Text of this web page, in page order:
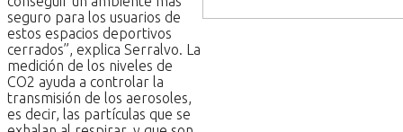
seguro para los usuarios de
estos espacios deportivos
cerrados”, explica Serralvo. La
medición de los niveles de
CO2 ayuda a controlar la
transmisión de los aerosoles,
es decir, las partículas que se